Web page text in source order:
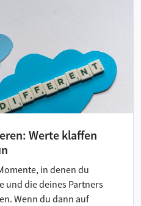
Werte klaffen
in denen du
und die deines Partners
Wenn du dann auf